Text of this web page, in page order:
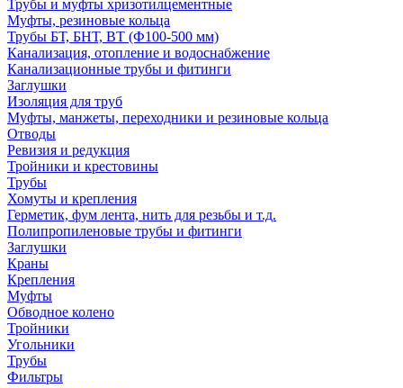
Трубы и муфты хризотилцементные
Муфты, резиновые кольца
Трубы БТ, БНТ, ВТ (Ф100-500 мм)
Канализация, отопление и водоснабжение
Канализационные трубы и фитинги
Заглушки
Изоляция для труб
Муфты, манжеты, переходники и резиновые кольца
Отводы
Ревизия и редукция
Тройники и крестовины
Трубы
Хомуты и крепления
Герметик, фум лента, нить для резьбы и т.д.
Полипропиленовые трубы и фитинги
Заглушки
Краны
Крепления
Муфты
Обводное колено
Тройники
Угольники
Трубы
Фильтры